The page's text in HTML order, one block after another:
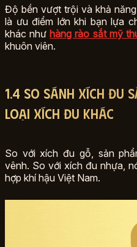
Độ bền vượt trội và khả
là ưu điểm lớn khi bạn lựa
khác như hàng rào sắt mỹ
khuôn viên.
1.4 So sánh xích đu
loại xích đu khác
So với xích đu gỗ, sản
vênh. So với xích đu nhựa,
hợp khí hậu Việt Nam.